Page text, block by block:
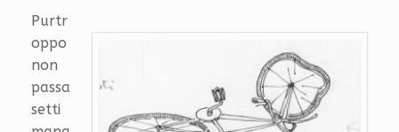
Purtr
oppo
non
passa
setti